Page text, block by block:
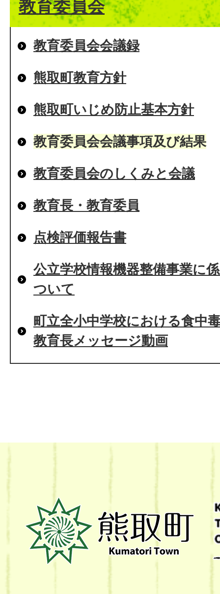
教育委員会
教育委員会会議録
熊取町教育方針
熊取町いじめ防止基本方針
教育委員会会議事項及び結果
教育委員会のしくみと会議
教育長・教育委員
点検評価報告書
公立学校情報機器整備事業に
ついて
町立全小中学校における食中
教育長メッセージ動画
熊
取
町
Kumatori